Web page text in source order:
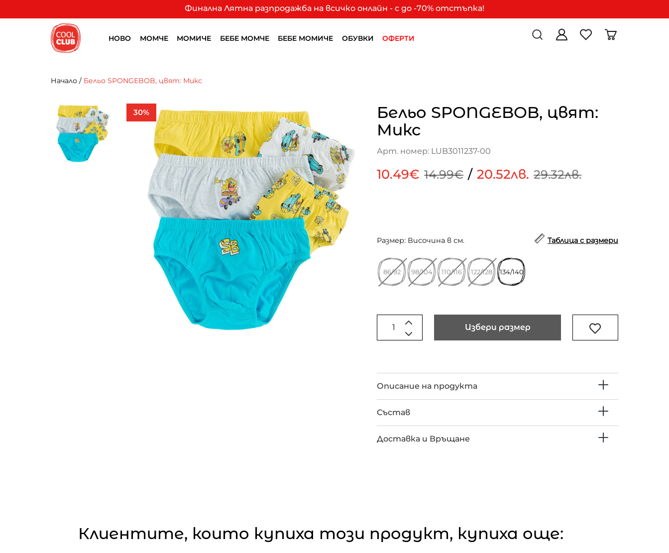
Финална Лятна разпродажба на всичко онлайн - с до -70% отстъпка!
НОВО МОМЧЕ МОМИЧЕ БЕБЕ МОМЧЕ БЕБЕ МОМИЧЕ ОБУВКИ ОФЕРТИ
Начало / Бельо SPONGEBOB, цвят: Микс
30%
Бельо SPONGEBOB, цвят:
Микс
Арт. номер: LUB3011237-00
10.49€ 14.99€ / 20.52лв. 29.32лв.
Размер: Височина в см. Таблица с размери
86/92 98/104 110/116 122/128 134/140
Избери размер
Описание на продукта
Състав
Доставка и Връщане
Клиентите, които купиха този продукт, купиха още: